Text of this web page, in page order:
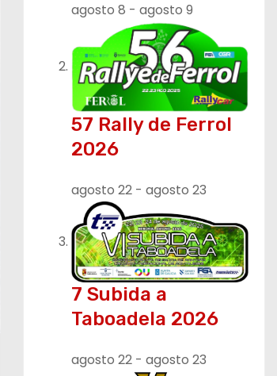
agosto 8 - agosto 9
57 Rally de Ferrol
2026
agosto 22 - agosto 23
7 Subida a
Taboadela 2026
agosto 22 - agosto 23